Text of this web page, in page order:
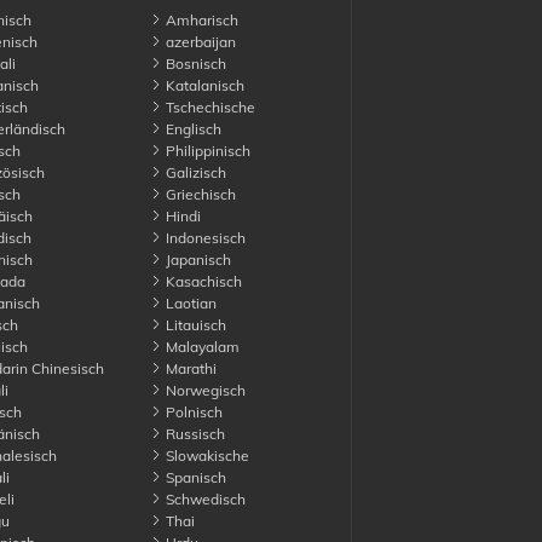
Amharisch
azerbaijan
Bosnisch
Katalanisch
Tschechische
Englisch
Philippinisch
Galizisch
Griechisch
Hindi
Indonesisch
Japanisch
Kasachisch
Laotian
Litauisch
Malayalam
Chinesisch
Marathi
Norwegisch
Polnisch
Russisch
Slowakische
Spanisch
Schwedisch
Thai